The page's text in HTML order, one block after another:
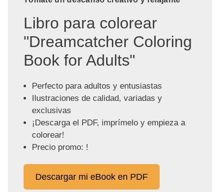
Libro para colorear
"Dreamcatcher Coloring
Book for Adults"
Perfecto para adultos y entusiastas
Ilustraciones de calidad, variadas y
exclusivas
¡Descarga el PDF, imprímelo y empieza a
colorear!
Precio promo: !
Descargar mi eBook en PDF